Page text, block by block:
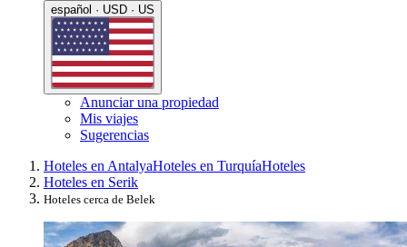
español · USD · US
Anunciar una propiedad
Mis viajes
Sugerencias
Hoteles en AntalyaHoteles en TurquíaHoteles
Hoteles en Serik
Hoteles cerca de Belek